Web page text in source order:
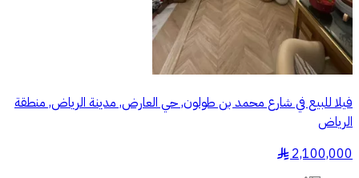
فيلا للبيع في شارع محمد بن طولون, حي العارض, مدينة الرياض, منطقة
الرياض
2,100,000
§